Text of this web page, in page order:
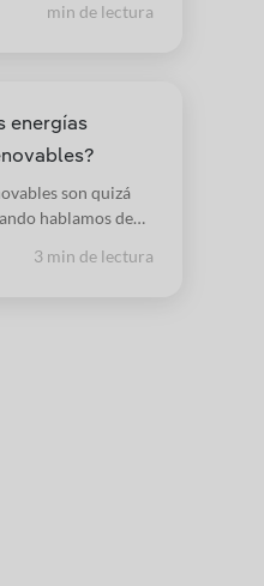
min de lectura
energías
son quizá
hablamos de
3 min de lectura